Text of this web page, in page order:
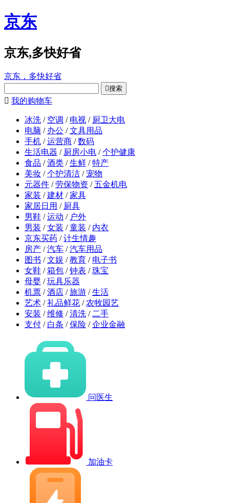
京东
京东,多快好省
京东，多快好省
搜索
 我的购物车
冰洗 / 空调 / 电视 / 厨卫大电
电脑 / 办公 / 文具用品
手机 / 运营商 / 数码
生活电器 / 厨房小电 / 个护健康
食品 / 酒类 / 生鲜 / 特产
美妆 / 个护清洁 / 宠物
元器件 / 劳保物资 / 五金机电
家装 / 建材 / 家具
家居日用 / 厨具
男鞋 / 运动 / 户外
男装 / 女装 / 童装 / 内衣
京东买药 / 计生情趣
房产 / 汽车 / 汽车用品
图书 / 文娱 / 教育 / 电子书
女鞋 / 箱包 / 钟表 / 珠宝
母婴 / 玩具乐器
机票 / 酒店 / 旅游 / 生活
艺术 / 礼品鲜花 / 农牧园艺
安装 / 维修 / 清洗 / 二手
支付 / 白条 / 保险 / 企业金融
问医生
加油卡